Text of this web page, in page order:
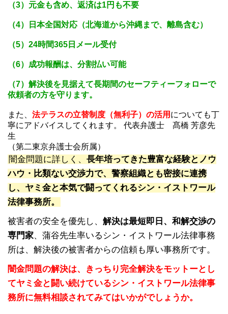
（3）元金も含め、返済は1円も不要
（4）日本全国対応（北海道から沖縄まで、離島含む）
（5）24時間365日メール受付
（6）成功報酬は、分割払い可能
（7）解決後を見据えて長期間のセーフティーフォローで
依頼者の方を守ります。
また、 法テラスの立替制度（無利子）の活用 についても丁
寧にアドバイスしてくれます。 代表弁護士 髙橋 芳彦先
生
（第二東京弁護士会所属）
闇金問題に詳しく、 長年培ってきた豊富な経験とノウ
ハウ・比類ない交渉力で、警察組織とも密接に連携
し、ヤミ金と本気で闘ってくれるシン・イストワール
法律事務所。
被害者の安全を優先し、 解決は最短即日、和解交渉の
専門家、蒲谷先生率いるシン・イストワール法律事務
所は、解決後の被害者からの信頼も厚い事務所です。
闇金問題の解決は、きっちり完全解決をモットーとし
てヤミ金と闘い続けているシン・イストワール法律事
務所に無料相談されてみてはいかがでしょうか。